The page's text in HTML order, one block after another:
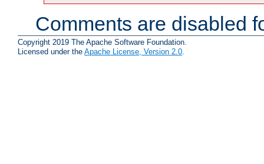
Comments are disabled
Copyright 2019 The Apache Software Foundation.
Licensed under the Apache License, Version 2.0